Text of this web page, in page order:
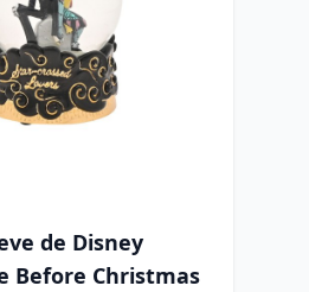
de Disney
Before Christmas